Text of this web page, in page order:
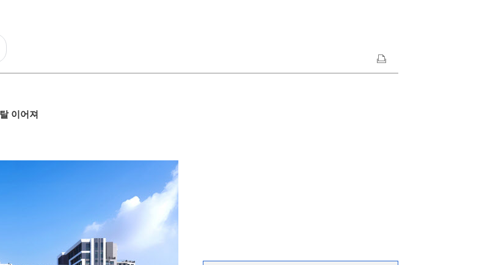
이어져